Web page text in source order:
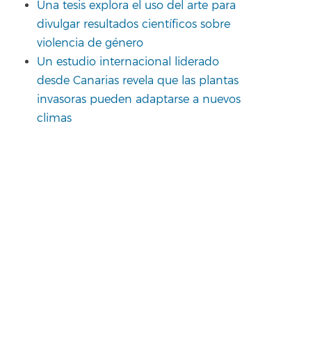
Una tesis explora el uso del arte para
divulgar resultados científicos sobre
violencia de género
Un estudio internacional liderado
desde Canarias revela que las plantas
invasoras pueden adaptarse a nuevos
climas